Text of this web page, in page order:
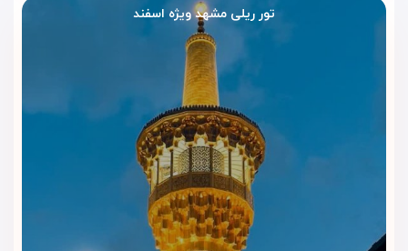
صبحانه؛ آغاز آرام قبل از زیارت
صبحانه در هتل آدینا مشهد به مسافران کمک می‌کند روز خود را با
انرژی بیشتری شروع کنند. مهمانان می‌توانند قبل از رفتن به حرم
امام رضا، بازار رضا یا خیابان‌های اطراف، صبحانه میل کنند و برنامه
روزانه خود را راحت‌تر ادامه دهند.
رستوران هتل؛ مناسب برای وعده‌های
رستوران هتل آدینا فضایی کاربردی و مرتب برای صرف غذا دارد. این
تور ریلی مشهد ویژه اسفند